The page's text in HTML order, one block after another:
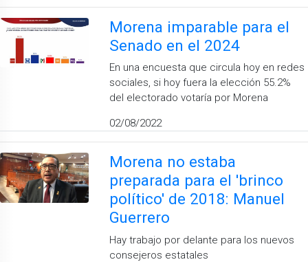
Morena imparable para el
Senado en el 2024
En una encuesta que circula hoy en redes
sociales, si hoy fuera la elección 55.2%
del electorado votaría por Morena
02/08/2022
Morena no estaba
preparada para el 'brinco
político' de 2018: Manuel
Guerrero
Hay trabajo por delante para los nuevos
consejeros estatales